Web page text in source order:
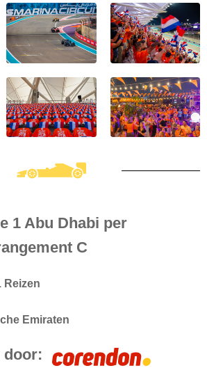
1 Abu Dhabi per
C
Reizen
Emiraten
door: